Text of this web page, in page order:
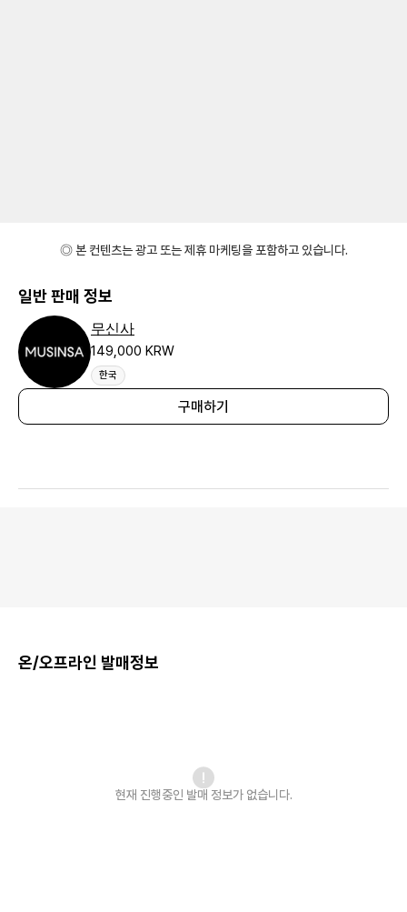
◎ 본 컨텐츠는 광고 또는 제휴 마케팅을 포함하고 있습니다.
일반 판매 정보
무신사
149,000 KRW
한국
구매하기
온/오프라인 발매정보
현재 진행중인 발매 정보가 없습니다.